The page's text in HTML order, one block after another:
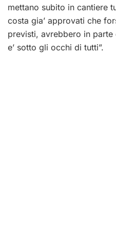
mettano subito in cantiere
costa gia’ approvati che
previsti, avrebbero in
e’ sotto gli occhi di tutti”.